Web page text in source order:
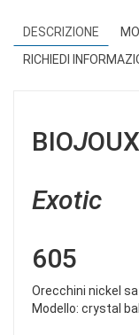
DESCRIZIONE
RICHIEDI
BIOJOUX
Exotic
605
Orecchini nickel
Modello: crystal